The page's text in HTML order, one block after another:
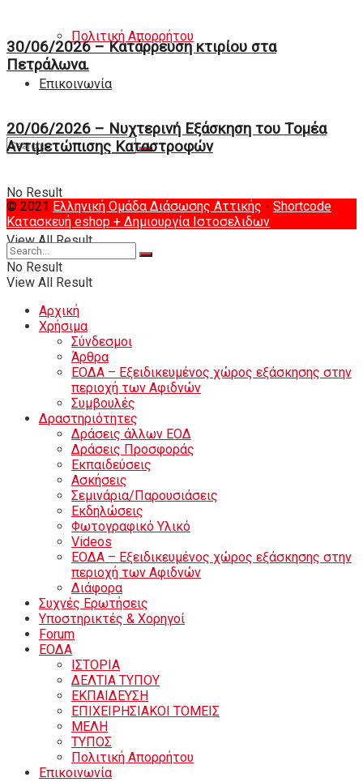
Πολιτική Απορρήτου
Eπικοινωνία
No Result
View All Result
30/06/2026 – Κατάρρευση κτιρίου στα
Πετράλωνα.
20/06/2026 – Νυχτερινή Eξάσκηση του Tομέα
Αντιμετώπισης Καταστροφών
© 2021 Ελληνική Ομάδα Διάσωσης Αττικής - Shortcode
Κατασκευή eshop + Δημιουργία Ιστοσελιδων
No Result
View All Result
Αρχική
Χρήσιμα
Σύνδεσμοι
Άρθρα
ΕΟΔΑ – Εξειδικευμένος χώρος εξάσκησης στην
περιοχή των Αφιδνών
Συμβουλές
Δραστηριότητες
Δράσεις άλλων ΕΟΔ
Δράσεις Προσφοράς
Εκπαιδεύσεις
Ασκήσεις
Σεμινάρια/Παρουσιάσεις
Εκδηλώσεις
Φωτογραφικό Υλικό
Videos
ΕΟΔΑ – Εξειδικευμένος χώρος εξάσκησης στην
περιοχή των Αφιδνών
Διάφορα
Συχνές Ερωτήσεις
Υποστηρικτές & Χορηγοί
Forum
ΕΟΔA
ΙΣΤΟΡΙΑ
ΔΕΛΤΙΑ ΤΥΠΟΥ
ΕΚΠΑΙΔΕΥΣΗ
ΕΠΙΧΕΙΡΗΣΙΑΚΟΙ ΤΟΜΕΙΣ
ΜΕΛΗ
ΤΥΠΟΣ
Πολιτική Απορρήτου
Eπικοινωνία